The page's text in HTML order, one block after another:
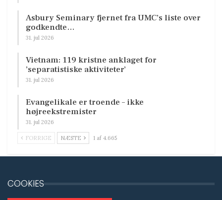
Asbury Seminary fjernet fra UMC’s liste over
godkendte…
31. jul 2026
Vietnam: 119 kristne anklaget for
’separatistiske aktiviteter’
31. jul 2026
Evangelikale er troende – ikke
højreekstremister
31. jul 2026
FORRIGE NÆSTE 1 af 4.665
COOKIES